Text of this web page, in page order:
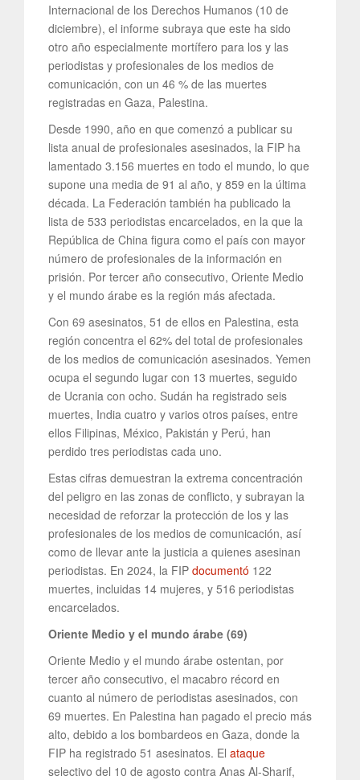
Internacional de los Derechos Humanos (10 de
diciembre), el informe subraya que este ha sido
otro año especialmente mortífero para los y las
periodistas y profesionales de los medios de
comunicación, con un 46 % de las muertes
registradas en Gaza, Palestina.
Desde 1990, año en que comenzó a publicar su
lista anual de profesionales asesinados, la FIP ha
lamentado 3.156 muertes en todo el mundo, lo que
supone una media de 91 al año, y 859 en la última
década. La Federación también ha publicado la
lista de 533 periodistas encarcelados, en la que la
República de China figura como el país con mayor
número de profesionales de la información en
prisión. Por tercer año consecutivo, Oriente Medio
y el mundo árabe es la región más afectada.
Con 69 asesinatos, 51 de ellos en Palestina, esta
región concentra el 62% del total de profesionales
de los medios de comunicación asesinados. Yemen
ocupa el segundo lugar con 13 muertes, seguido
de Ucrania con ocho. Sudán ha registrado seis
muertes, India cuatro y varios otros países, entre
ellos Filipinas, México, Pakistán y Perú, han
perdido tres periodistas cada uno.
Estas cifras demuestran la extrema concentración
del peligro en las zonas de conflicto, y subrayan la
necesidad de reforzar la protección de los y las
profesionales de los medios de comunicación, así
como de llevar ante la justicia a quienes asesinan
periodistas. En 2024, la FIP documentó 122
muertes, incluidas 14 mujeres, y 516 periodistas
encarcelados.
Oriente Medio y el mundo árabe (69)
Oriente Medio y el mundo árabe ostentan, por
tercer año consecutivo, el macabro récord en
cuanto al número de periodistas asesinados, con
69 muertes. En Palestina han pagado el precio más
alto, debido a los bombardeos en Gaza, donde la
FIP ha registrado 51 asesinatos. El ataque
selectivo del 10 de agosto contra Anas Al-Sharif,